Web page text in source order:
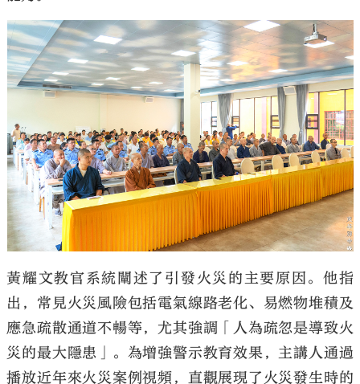
黃耀文教官系統闡述了引發火災的主要原因。他指
出，常見火災風險包括電氣線路老化、易燃物堆積及
應急疏散通道不暢等，尤其強調「人為疏忽是導致火
災的最大隱患」。為增強警示教育效果，主講人通過
播放近年來火災案例視頻，直觀展現了火災發生時的